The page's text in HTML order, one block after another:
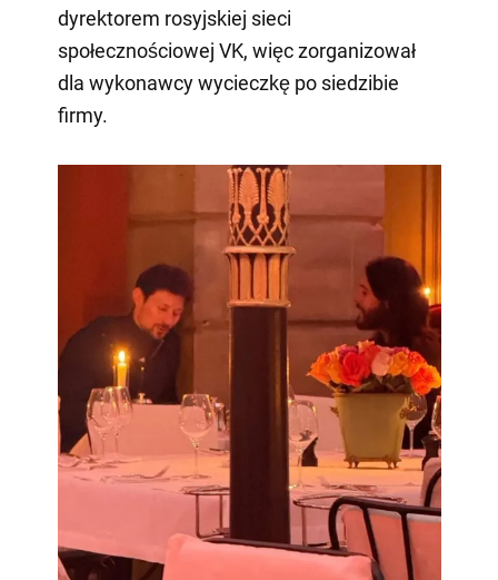
dyrektorem rosyjskiej sieci
społecznościowej VK, więc zorganizował
dla wykonawcy wycieczkę po siedzibie
firmy.